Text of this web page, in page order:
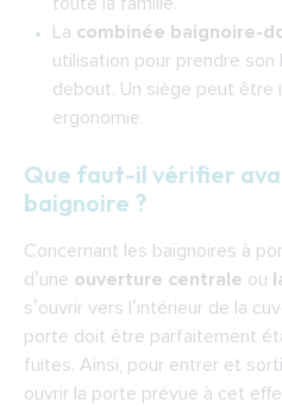
La combinée baignoire-
utilisation pour prendre
debout. Un siège peut être
ergonomie.
Que faut-il vérifier
baignoire ?
Concernant les baignoires à
d’une ouverture centrale ou
s’ouvrir vers l’intérieur de la
porte doit être parfaitement
fuites. Ainsi, pour entrer et
ouvrir la porte prévue à cet